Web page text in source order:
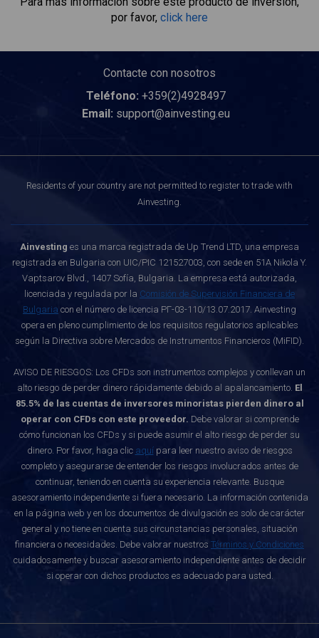
por favor, click here
Contacte con nosotros
Teléfono: +359(2)4928497
Email: support@ainvesting.eu
Residents of your country are not permitted to register to trade with
Ainvesting.
Ainvesting es una marca registrada de Up Trend LTD, una empresa
registrada en Bulgaria con UIC/PIC 121527003, con sede en 51A Nikola Y.
Vaptsarov Blvd., 1407 Sofía, Bulgaria. La empresa está autorizada,
licenciada y regulada por la Comisión de Supervisión Financiera de
Bulgaria con el número de licencia РГ-03-110/13.07.2017. Ainvesting
opera en pleno cumplimiento de los requisitos regulatorios aplicables
según la Directiva sobre Mercados de Instrumentos Financieros (MiFID).
AVISO DE RIESGOS: Los CFDs son instrumentos complejos y conllevan un
alto riesgo de perder dinero rápidamente debido al apalancamiento. El
85.5% de las cuentas de inversores minoristas pierden dinero al
operar con CFDs con este proveedor. Debe valorar si comprende
cómo funcionan los CFDs y si puede asumir el alto riesgo de perder su
dinero. Por favor, haga clic aquípara leer nuestro aviso de riesgos
completo y asegurarse de entender los riesgos involucrados antes de
continuar, teniendo en cuenta su experiencia relevante. Busque
asesoramiento independiente si fuera necesario. La información contenida
en la página web y en los documentos de divulgación es solo de carácter
general y no tiene en cuenta sus circunstancias personales, situación
financiera o necesidades. Debe valorar nuestros Términos y Condiciones
cuidadosamente y buscar asesoramiento independiente antes de decidir
si operar con dichos productos es adecuado para usted.